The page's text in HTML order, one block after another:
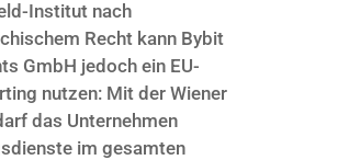
Institut nach
Recht kann Bybit
GmbH jedoch ein EU-
nutzen: Mit der Wiener
das Unternehmen
im gesamten